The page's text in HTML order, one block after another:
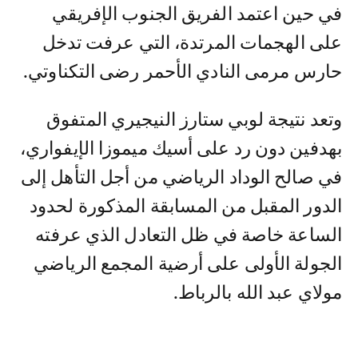
في حين اعتمد الفريق الجنوب الإفريقي
على الهجمات المرتدة، التي عرفت تدخل
حارس مرمى النادي الأحمر رضى التكناوتي.
وتعد نتيجة لوبي ستارز النيجيري المتفوق
بهدفين دون رد على أسيك ميموزا الإيفواري،
في صالح الوداد الرياضي من أجل التأهل إلى
الدور المقبل من المسابقة المذكورة لحدود
الساعة خاصة في ظل التعادل الذي عرفته
الجولة الأولى على أرضية المجمع الرياضي
مولاي عبد الله بالرباط.